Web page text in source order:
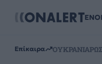
Επίκαιρα ΟΥΚΡΑΝΙΑ